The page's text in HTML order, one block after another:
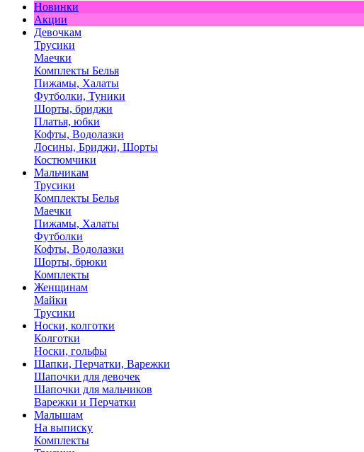
Новинки
Акции
Девочкам
Трусики
Маечки
Комплекты Белья
Пижамы, Халаты
Футболки, Туники
Шорты, бриджи
Платья, юбки
Кофты, Водолазки
Лосины, Бриджи, Шорты
Костюмчики
Мальчикам
Трусики
Комплекты Белья
Маечки
Пижамы, Халаты
Футболки
Кофты, Водолазки
Шорты, брюки
Комплекты
Женщинам
Майки
Трусики
Носки, колготки
Колготки
Носки, гольфы
Шапки, Перчатки, Варежки
Шапочки для девочек
Шапочки для мальчиков
Варежки и Перчатки
Малышам
На выписку
Комплекты